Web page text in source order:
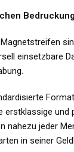
Bedruckung
einsetzbare
erstklassige und
nahezu jeder
in seiner